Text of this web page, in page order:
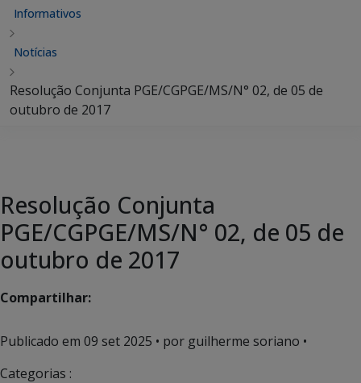
Informativos
Notícias
Resolução Conjunta PGE/CGPGE/MS/N° 02, de 05 de
outubro de 2017
Resolução Conjunta
PGE/CGPGE/MS/N° 02, de 05 de
outubro de 2017
Compartilhar:
Publicado em 09 set 2025 • por guilherme soriano •
Categorias :